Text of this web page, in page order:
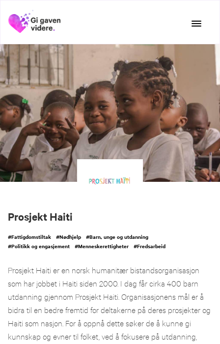
#Fattigdomstiltak #Nødhjelp #Barn, unge og utdanning
#Politikk og engasjement #Menneskerettigheter #Fredsarbeid
Prosjekt Haiti
Prosjekt Haiti er en norsk humanitær bistandsorganisasjon
som har jobbet i Haiti siden 2000. I dag får cirka 400 barn
utdanning gjennom Prosjekt Haiti. Organisasjonens mål er å
bidra til en bedre fremtid for deltakerne på deres prosjekter og
Haiti som nasjon. For å oppnå dette søker de å kunne gi
kunnskap og evner til folket, ved å fokusere på utdanning,